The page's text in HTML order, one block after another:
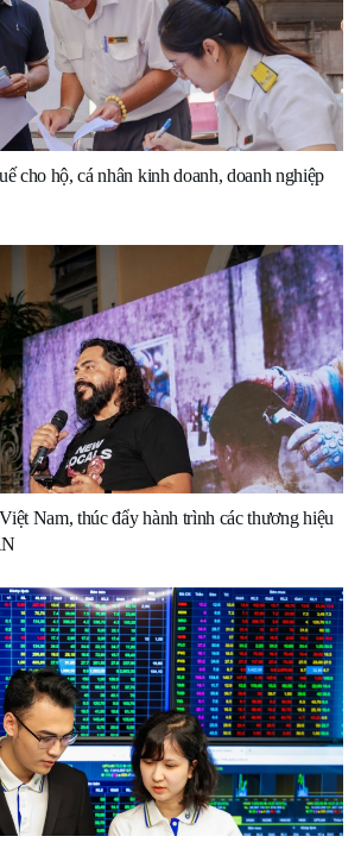
cho hộ, cá nhân kinh doanh, doanh nghiệp
Nam, thúc đẩy hành trình các thương hiệu